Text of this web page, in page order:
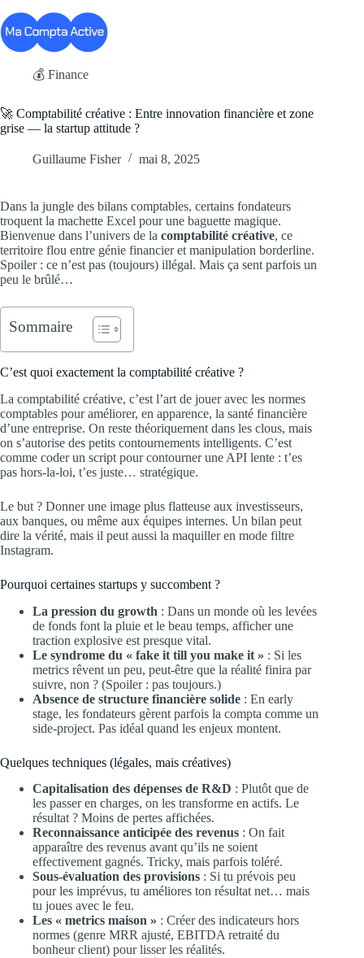
au
contenu
💰 Finance
🚀 Comptabilité créative : Entre innovation financière et zone
grise — la startup attitude ?
Guillaume Fisher mai 8, 2025
Dans la jungle des bilans comptables, certains fondateurs
troquent la machette Excel pour une baguette magique.
Bienvenue dans l’univers de la comptabilité créative, ce
territoire flou entre génie financier et manipulation borderline.
Spoiler : ce n’est pas (toujours) illégal. Mais ça sent parfois un
peu le brûlé…
Sommaire
C’est quoi exactement la comptabilité créative ?
La comptabilité créative, c’est l’art de jouer avec les normes
comptables pour améliorer, en apparence, la santé financière
d’une entreprise. On reste théoriquement dans les clous, mais
on s’autorise des petits contournements intelligents. C’est
comme coder un script pour contourner une API lente : t’es
pas hors-la-loi, t’es juste… stratégique.
Le but ? Donner une image plus flatteuse aux investisseurs,
aux banques, ou même aux équipes internes. Un bilan peut
dire la vérité, mais il peut aussi la maquiller en mode filtre
Instagram.
Pourquoi certaines startups y succombent ?
La pression du growth : Dans un monde où les levées
de fonds font la pluie et le beau temps, afficher une
traction explosive est presque vital.
Le syndrome du « fake it till you make it » : Si les
metrics rêvent un peu, peut-être que la réalité finira par
suivre, non ? (Spoiler : pas toujours.)
Absence de structure financière solide : En early
stage, les fondateurs gèrent parfois la compta comme un
side-project. Pas idéal quand les enjeux montent.
Quelques techniques (légales, mais créatives)
Capitalisation des dépenses de R&D : Plutôt que de
les passer en charges, on les transforme en actifs. Le
résultat ? Moins de pertes affichées.
Reconnaissance anticipée des revenus : On fait
apparaître des revenus avant qu’ils ne soient
effectivement gagnés. Tricky, mais parfois toléré.
Sous-évaluation des provisions : Si tu prévois peu
pour les imprévus, tu améliores ton résultat net… mais
tu joues avec le feu.
Les « metrics maison » : Créer des indicateurs hors
normes (genre MRR ajusté, EBITDA retraité du
bonheur client) pour lisser les réalités.